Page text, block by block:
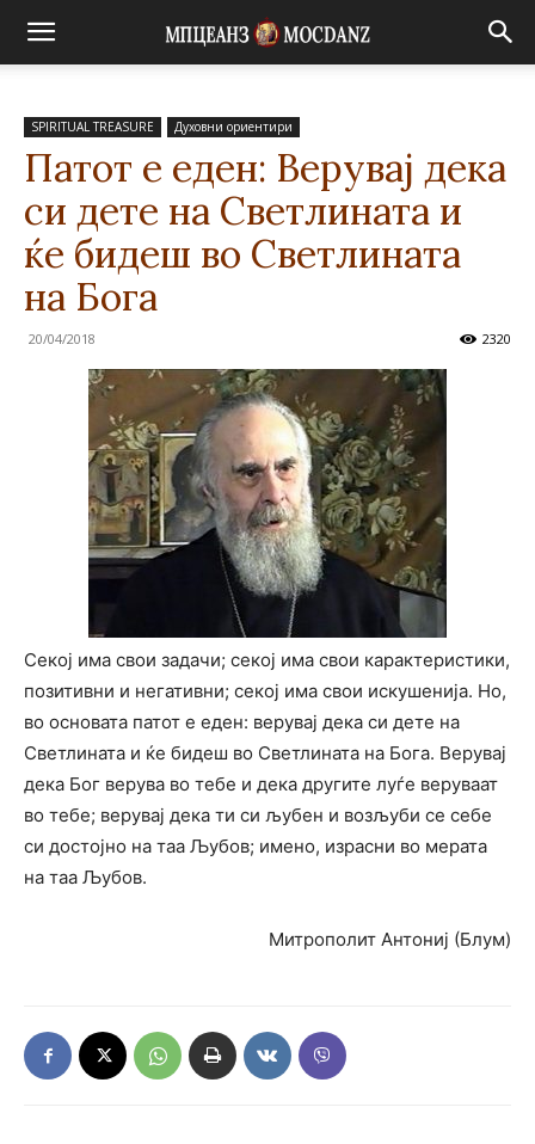
SPIRITUAL TREASURE Духовни ориентири
Патот е еден: Верувај дека
си дете на Светлината и
ќе бидеш во Светлината
на Бога
20/04/2018 2320
Секој има свои задачи; секој има свои карактеристики,
позитивни и негативни; секој има свои искушенија. Но,
во основата патот е еден: верувај дека си дете на
Светлината и ќе бидеш во Светлината на Бога. Верувај
дека Бог верува во тебе и дека другите луѓе веруваат
во тебе; верувај дека ти си љубен и возљуби се себе
си достојно на таа Љубов; имено, израсни во мерата
на таа Љубов.
Митрополит Антониј (Блум)